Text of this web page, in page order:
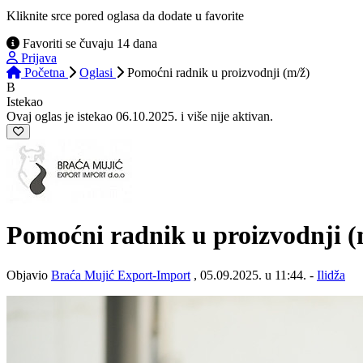
Kliknite srce pored oglasa da dodate u favorite
Favoriti se čuvaju 14 dana
Prijava
Početna
Oglasi
Pomoćni radnik u proizvodnji (m/ž)
B
Istekao
Ovaj oglas je istekao 06.10.2025. i više nije aktivan.
Pomoćni radnik u proizvodnji
Objavio Braća Mujić Export-Import , 05.09.2025. u 11:44. - Ilidža